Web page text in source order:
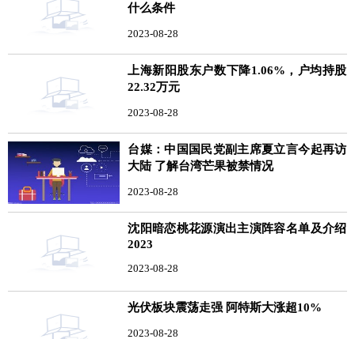
什么条件
2023-08-28
上海新阳股东户数下降1.06%，户均持股
22.32万元
2023-08-28
台媒：中国国民党副主席夏立言今起再访
大陆 了解台湾芒果被禁情况
2023-08-28
沈阳暗恋桃花源演出主演阵容名单及介绍
2023
2023-08-28
光伏板块震荡走强 阿特斯大涨超10%
2023-08-28